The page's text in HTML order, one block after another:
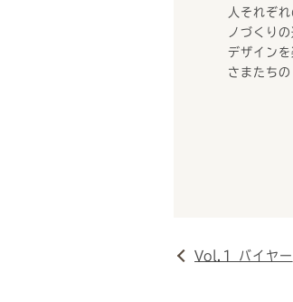
人それぞ
ノづくり
デザイン
さまたち
Vol.1 バイヤー